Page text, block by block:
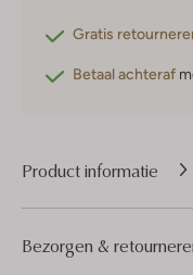
Gratis
Betaal achteraf
Product informatie
Bezorgen &